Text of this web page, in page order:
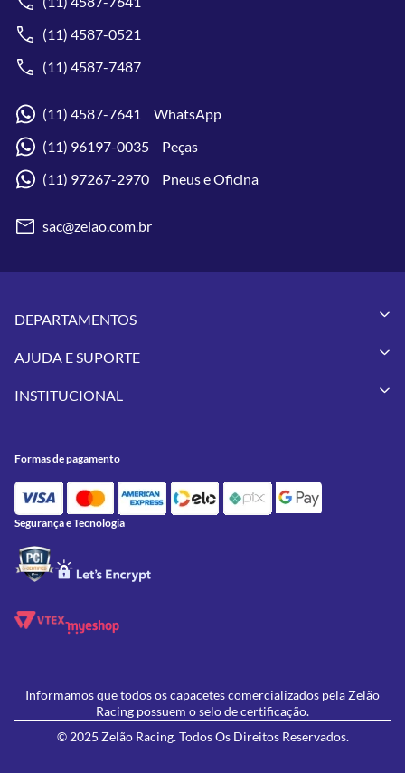
(11) 4587-0521
(11) 4587-7487
(11) 4587-7641 WhatsApp
(11) 96197-0035 Peças
(11) 97267-2970 Pneus e Oficina
sac@zelao.com.br
DEPARTAMENTOS
Vestuários
Pneus
Utilidades
Feminino
Lançamentos
AJUDA E SUPORTE
Meus Pedidos
Política de Privacidade
Política de Campanhas e promoções
INSTITUCIONAL
Contato
Oficina/Serviços
Formas de pagamento
Segurança e Tecnologia
Informamos que todos os capacetes comercializados pela Zelão
Racing possuem o selo de certificação.
© 2025 Zelão Racing. Todos Os Direitos Reservados.